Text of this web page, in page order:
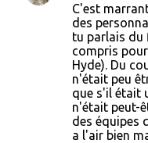
C'est
des
tu parlais du
compris
Hyde). Du
n'était peu
que s'il était
n'était peut-
des équipes
a l'air bien